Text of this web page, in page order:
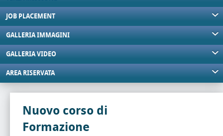
JOB PLACEMENT
GALLERIA IMMAGINI
GALLERIA VIDEO
AREA RISERVATA
Nuovo corso di
Formazione